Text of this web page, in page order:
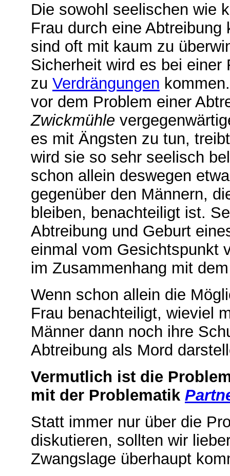
Die sowohl seelischen wie
Frau durch eine
sind oft mit kaum zu
Sicherheit wird es bei einer
zu Verdrängungen
vor dem Problem einer
Zwickmühle
es mit Ängsten zu tun,
wird sie so sehr seelisch
schon allein deswegen
gegenüber den Männern,
bleiben, benachteiligt ist.
Abtreibung und Geburt
einmal vom Gesichtspunkt
im Zusammenhang mit
Wenn schon allein die
Frau benachteiligt, wieviel
Männer dann noch ihre
Abtreibung als Mord
Vermutlich ist die
mit der Problematik
Statt immer nur über die
diskutieren, sollten wir
Zwangslage überhaupt